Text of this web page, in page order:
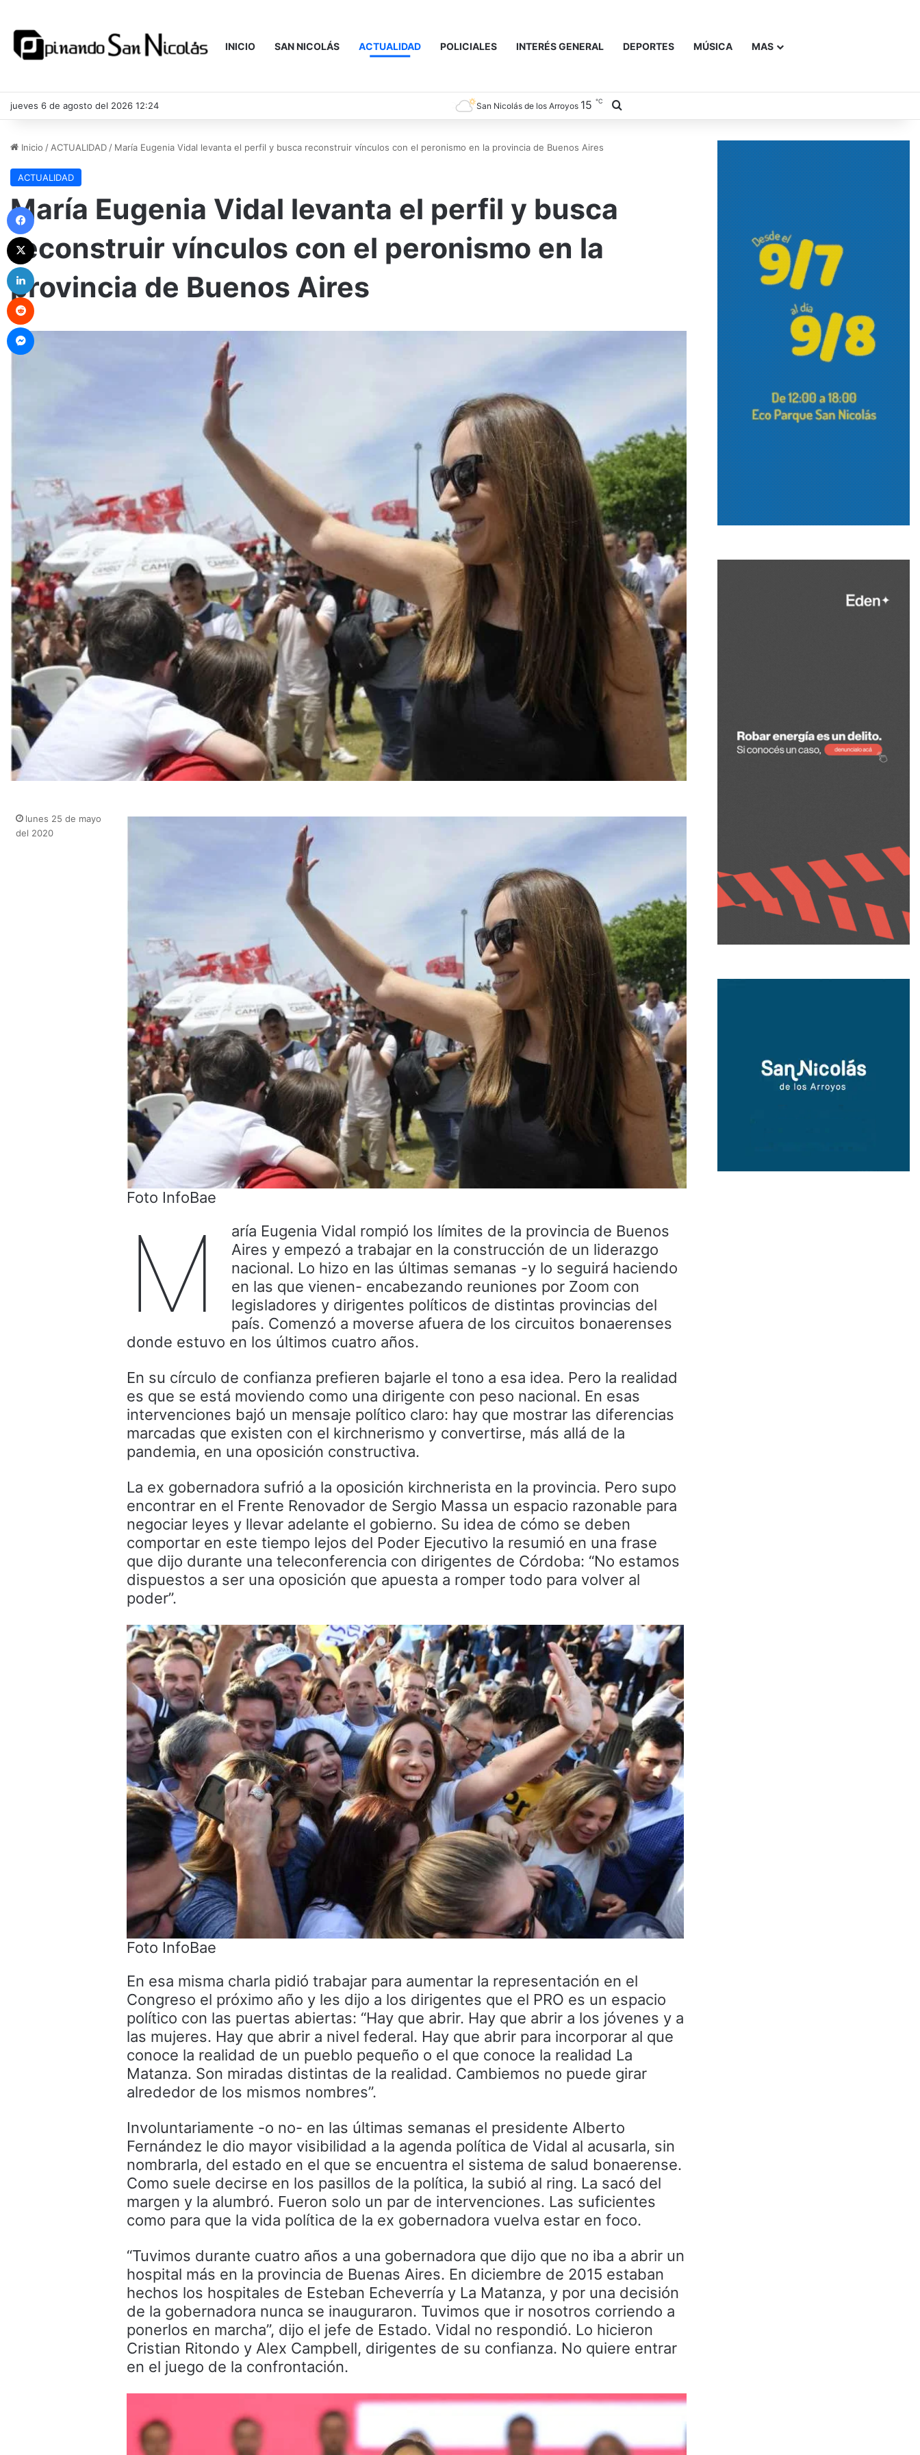
INICIO SAN NICOLÁS ACTUALIDAD POLICIALES INTERÉS GENERAL DEPORTES MÚSICA MAS
jueves 6 de agosto del 2026 12:24 San Nicolás de los Arroyos 15 ℃ Buscar
Inicio / ACTUALIDAD / María Eugenia Vidal levanta el perfil y busca reconstruir vínculos con el peronismo en la provincia de Buenos Aires
ACTUALIDAD
María Eugenia Vidal levanta el perfil y busca
reconstruir vínculos con el peronismo en la
provincia de Buenos Aires
Foto InfoBae
M
aría Eugenia Vidal rompió los límites de la provincia de Buenos
Aires y empezó a trabajar en la construcción de un liderazgo
nacional. Lo hizo en las últimas semanas -y lo seguirá haciendo
en las que vienen- encabezando reuniones por Zoom con
legisladores y dirigentes políticos de distintas provincias del
país. Comenzó a moverse afuera de los circuitos bonaerenses
donde estuvo en los últimos cuatro años.
En su círculo de confianza prefieren bajarle el tono a esa idea. Pero la realidad
es que se está moviendo como una dirigente con peso nacional. En esas
intervenciones bajó un mensaje político claro: hay que mostrar las diferencias
marcadas que existen con el kirchnerismo y convertirse, más allá de la
pandemia, en una oposición constructiva.
La ex gobernadora sufrió a la oposición kirchnerista en la provincia. Pero supo
encontrar en el Frente Renovador de Sergio Massa un espacio razonable para
negociar leyes y llevar adelante el gobierno. Su idea de cómo se deben
comportar en este tiempo lejos del Poder Ejecutivo la resumió en una frase
que dijo durante una teleconferencia con dirigentes de Córdoba: “No estamos
dispuestos a ser una oposición que apuesta a romper todo para volver al
poder”.
Foto InfoBae
En esa misma charla pidió trabajar para aumentar la representación en el
Congreso el próximo año y les dijo a los dirigentes que el PRO es un espacio
político con las puertas abiertas: “Hay que abrir. Hay que abrir a los jóvenes y a
las mujeres. Hay que abrir a nivel federal. Hay que abrir para incorporar al que
conoce la realidad de un pueblo pequeño o el que conoce la realidad La
Matanza. Son miradas distintas de la realidad. Cambiemos no puede girar
alrededor de los mismos nombres”.
Involuntariamente -o no- en las últimas semanas el presidente Alberto
Fernández le dio mayor visibilidad a la agenda política de Vidal al acusarla, sin
nombrarla, del estado en el que se encuentra el sistema de salud bonaerense.
Como suele decirse en los pasillos de la política, la subió al ring. La sacó del
margen y la alumbró. Fueron solo un par de intervenciones. Las suficientes
como para que la vida política de la ex gobernadora vuelva estar en foco.
“Tuvimos durante cuatro años a una gobernadora que dijo que no iba a abrir un
hospital más en la provincia de Buenas Aires. En diciembre de 2015 estaban
hechos los hospitales de Esteban Echeverría y La Matanza, y por una decisión
de la gobernadora nunca se inauguraron. Tuvimos que ir nosotros corriendo a
ponerlos en marcha”, dijo el jefe de Estado. Vidal no respondió. Lo hicieron
Cristian Ritondo y Alex Campbell, dirigentes de su confianza. No quiere entrar
en el juego de la confrontación.
lunes 25 de mayo
del 2020
Facebook
Reddit